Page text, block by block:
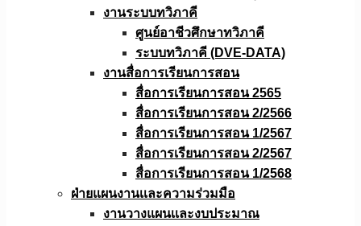
งานระบบทวิภาคี
ศูนย์อาชีวศึกษาทวิภาคี
ระบบทวิภาคี (DVE-DATA)
งานสื่อการเรียนการสอน
สื่อการเรียนการสอน 2565
สื่อการเรียนการสอน 2/2566
สื่อการเรียนการสอน 1/2567
สื่อการเรียนการสอน 2/2567
สื่อการเรียนการสอน 1/2568
ฝ่ายแผนงานเเละความร่วมมือ
งานวางแผนเเละงบประมาณ